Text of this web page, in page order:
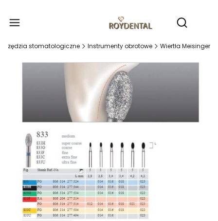
Otwórz
stomatologiczne Instrumenty obrotowe Wiertła Meisinger